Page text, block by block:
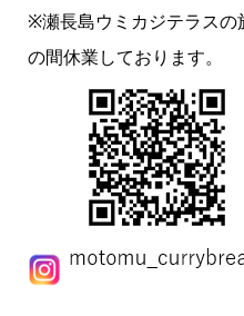
※瀬長島ウミカジテラスの
の間休業しております。